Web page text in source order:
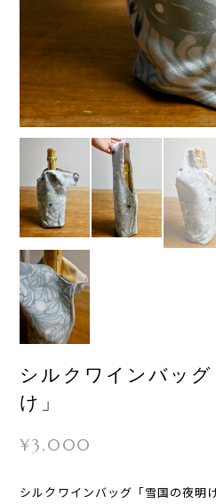
シルクワインバッグ
け」
¥3,000
シルクワインバッグ「雪国の夜明け